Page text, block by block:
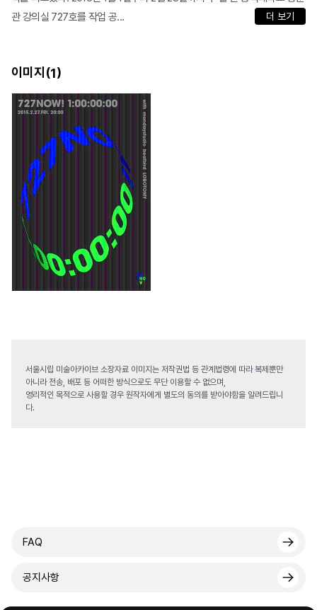
관 강의실 727호를 작업 공...
더 보기
이미지(1)
서울시립 미술아카이브 소장자료 이미지는 저작권법 등 관계법령에 따라 복제뿐만
아니라 전송, 배포 등 어떠한 방식으로도 무단 이용할 수 없으며,
영리적인 목적으로 사용할 경우 원작자에게 별도의 동의를 받아야함을 알려드립니
다.
FAQ
공지사항